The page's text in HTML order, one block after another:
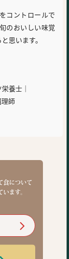
コントロールで
のおいしい味覚
思います。
養士｜
師
食について
ます。